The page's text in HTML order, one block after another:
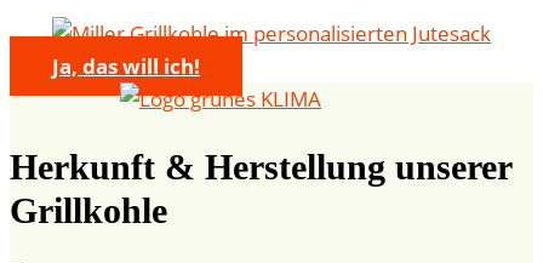
Ja, das will ich!
Herkunft & Herstellung unserer
Grillkohle